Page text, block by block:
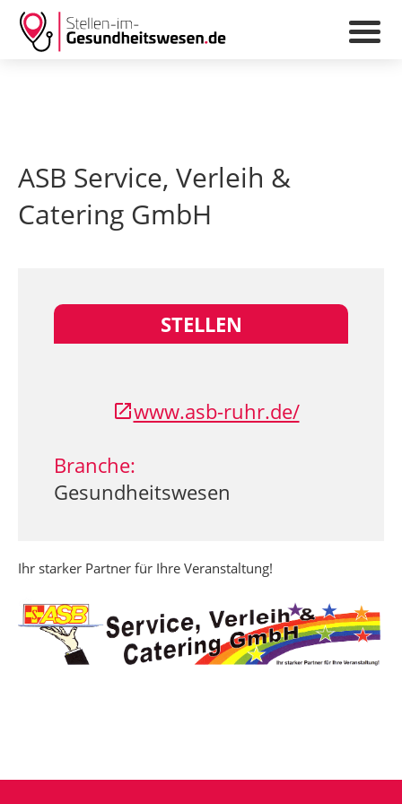
ASB Service, Verleih &
Catering GmbH
Ihr starker Partner für Ihre Veranstaltung!
STELLEN
www.asb-ruhr.de/
Branche:
Gesundheitswesen